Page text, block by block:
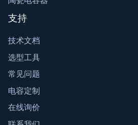
支持
技术文档
选型工具
常见问题
电容定制
在线询价